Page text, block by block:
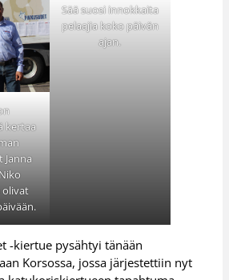
kertaa
Janna
olivat
Sää suosi innokkaita
pelaajia koko päivän
ajan.
-kiertue pysähtyi tänään
Korsossa, jossa järjestettiin nyt